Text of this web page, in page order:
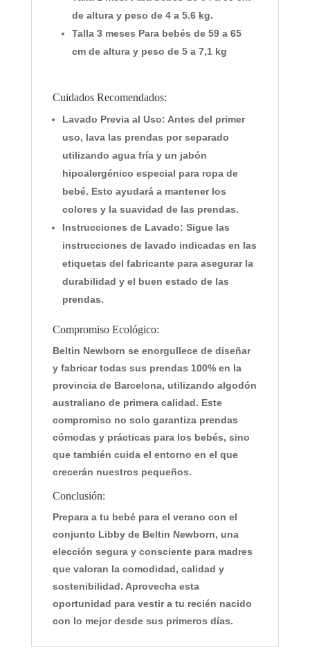
de altura y peso de 4 a 5.6 kg.
Talla 3 meses Para bebés de 59 a 65
cm de altura y peso de 5 a 7,1 kg
Cuidados Recomendados:
Lavado Previa al Uso: Antes del primer
uso, lava las prendas por separado
utilizando agua fría y un jabón
hipoalergénico especial para ropa de
bebé. Esto ayudará a mantener los
colores y la suavidad de las prendas.
Instrucciones de Lavado: Sigue las
instrucciones de lavado indicadas en las
etiquetas del fabricante para asegurar la
durabilidad y el buen estado de las
prendas.
Compromiso Ecológico:
Beltin Newborn se enorgullece de diseñar
y fabricar todas sus prendas 100% en la
provincia de Barcelona, utilizando algodón
australiano de primera calidad. Este
compromiso no solo garantiza prendas
cómodas y prácticas para los bebés, sino
que también cuida el entorno en el que
crecerán nuestros pequeños.
Conclusión:
Prepara a tu bebé para el verano con el
conjunto Libby de Beltin Newborn, una
elección segura y consciente para madres
que valoran la comodidad, calidad y
sostenibilidad. Aprovecha esta
oportunidad para vestir a tu recién nacido
con lo mejor desde sus primeros días.